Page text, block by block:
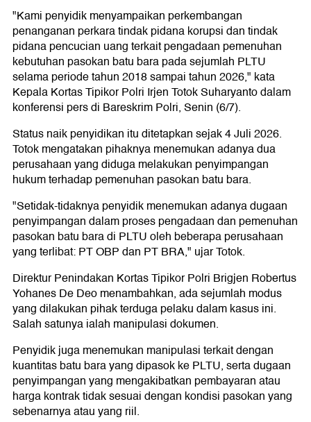
"Kami penyidik menyampaikan perkembangan
penanganan perkara tindak pidana korupsi dan tindak
pidana pencucian uang terkait pengadaan pemenuhan
kebutuhan pasokan batu bara pada sejumlah PLTU
selama periode tahun 2018 sampai tahun 2026," kata
Kepala Kortas Tipikor Polri Irjen Totok Suharyanto dalam
konferensi pers di Bareskrim Polri, Senin (6/7).
Status naik penyidikan itu ditetapkan sejak 4 Juli 2026.
Totok mengatakan pihaknya menemukan adanya dua
perusahaan yang diduga melakukan penyimpangan
hukum terhadap pemenuhan pasokan batu bara.
"Setidak-tidaknya penyidik menemukan adanya dugaan
penyimpangan dalam proses pengadaan dan pemenuhan
pasokan batu bara di PLTU oleh beberapa perusahaan
yang terlibat: PT OBP dan PT BRA," ujar Totok.
Direktur Penindakan Kortas Tipikor Polri Brigjen Robertus
Yohanes De Deo menambahkan, ada sejumlah modus
yang dilakukan pihak terduga pelaku dalam kasus ini.
Salah satunya ialah manipulasi dokumen.
Penyidik juga menemukan manipulasi terkait dengan
kuantitas batu bara yang dipasok ke PLTU, serta dugaan
penyimpangan yang mengakibatkan pembayaran atau
harga kontrak tidak sesuai dengan kondisi pasokan yang
sebenarnya atau yang riil.